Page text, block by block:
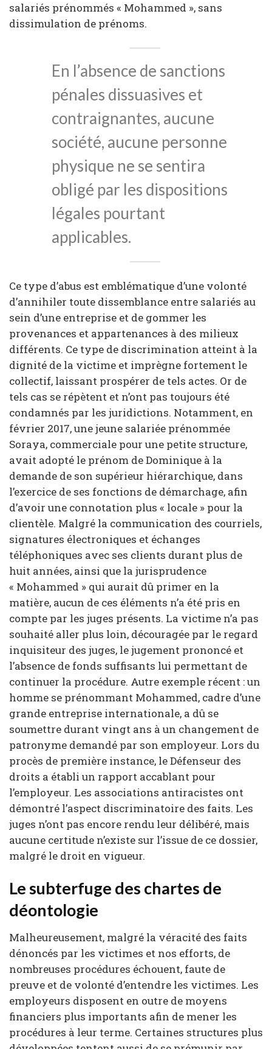
salariés prénommés « Mohammed », sans
dissimulation de prénoms.
En l’absence de sanctions
pénales dissuasives et
contraignantes, aucune
société, aucune personne
physique ne se sentira
obligé par les dispositions
légales pourtant
applicables.
Ce type d’abus est emblématique d’une volonté
d’annihiler toute dissemblance entre salariés au
sein d’une entreprise et de gommer les
provenances et appartenances à des milieux
différents. Ce type de discrimination atteint à la
dignité de la victime et imprègne fortement le
collectif, laissant prospérer de tels actes. Or de
tels cas se répètent et n’ont pas toujours été
condamnés par les juridictions. Notamment, en
février 2017, une jeune salariée prénommée
Soraya, commerciale pour une petite structure,
avait adopté le prénom de Dominique à la
demande de son supérieur hiérarchique, dans
l’exercice de ses fonctions de démarchage, afin
d’avoir une connotation plus « locale » pour la
clientèle. Malgré la communication des courriels,
signatures électroniques et échanges
téléphoniques avec ses clients durant plus de
huit années, ainsi que la jurisprudence
« Mohammed » qui aurait dû primer en la
matière, aucun de ces éléments n’a été pris en
compte par les juges présents. La victime n’a pas
souhaité aller plus loin, découragée par le regard
inquisiteur des juges, le jugement prononcé et
l’absence de fonds suffisants lui permettant de
continuer la procédure. Autre exemple récent : un
homme se prénommant Mohammed, cadre d’une
grande entreprise internationale, a dû se
soumettre durant vingt ans à un changement de
patronyme demandé par son employeur. Lors du
procès de première instance, le Défenseur des
droits a établi un rapport accablant pour
l’employeur. Les associations antiracistes ont
démontré l’aspect discriminatoire des faits. Les
juges n’ont pas encore rendu leur délibéré, mais
aucune certitude n’existe sur l’issue de ce dossier,
malgré le droit en vigueur.
Le subterfuge des chartes de
déontologie
Malheureusement, malgré la véracité des faits
dénoncés par les victimes et nos efforts, de
nombreuses procédures échouent, faute de
preuve et de volonté d’entendre les victimes. Les
employeurs disposent en outre de moyens
financiers plus importants afin de mener les
procédures à leur terme. Certaines structures plus